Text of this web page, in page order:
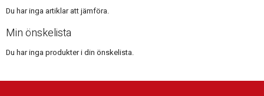
Du har inga artiklar att jämföra.
Min önskelista
Du har inga produkter i din önskelista.